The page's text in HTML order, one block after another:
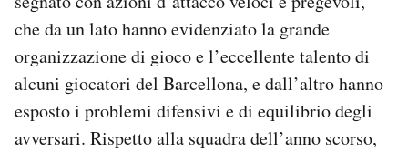
che da un lato hanno evidenziato la grande
organizzazione di gioco e l’eccellente talento di
alcuni giocatori del Barcellona, e dall’altro hanno
esposto i problemi difensivi e di equilibrio degli
avversari. Rispetto alla squadra dell’anno scorso,